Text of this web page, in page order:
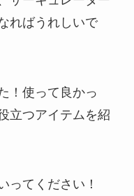
ればうれしいで
！使って良かっ
立つアイテムを紹
ってください！